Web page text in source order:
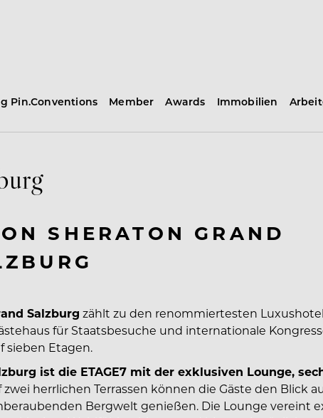
Pin.Conventions Member Awards Immobilien
SHERATON GRAND
Salzburg zählt zu den renommiertesten
für Staatsbesuche und internationale
sieben Etagen.
ist die ETAGE7 mit der exklusiven Lounge,
zwei herrlichen Terrassen können die Gäste den Blick
Bergwelt genießen. Die Lounge vereint